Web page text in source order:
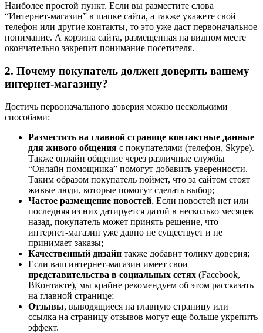
Наиболее простой пункт. Если вы разместите слова
“Интернет-магазин” в шапке сайта, а также укажете свой
телефон или другие контакты, то это уже даст первоначальное
понимание. А корзина сайта, размещенная на видном месте
окончательно закрепит понимание посетителя.
2. Почему покупатель должен доверять вашему
интернет-магазину?
Достичь первоначального доверия можно несколькими
способами:
Разместить на главной странице контактные данные
для живого общения с покупателями (телефон, Skype).
Также онлайн общение через различные службы
“Онлайн помощника” помогут добавить уверенности.
Таким образом покупатель поймет, что за сайтом стоят
живые люди, которые помогут сделать выбор;
Частое размещение новостей. Если новостей нет или
последняя из них датируется датой в несколько месяцев
назад, покупатель может принять решение, что
интернет-магазин уже давно не существует и не
принимает заказы;
Качественный дизайн также добавит толику доверия;
Если ваш интернет-магазин имеет свои
представительства в социальных сетях (Facebook,
ВКонтакте), мы крайне рекомендуем об этом рассказать
на главной странице;
Отзывы, выводящиеся на главную страницу или
ссылка на страницу отзывов могут еще больше укрепить
эффект.